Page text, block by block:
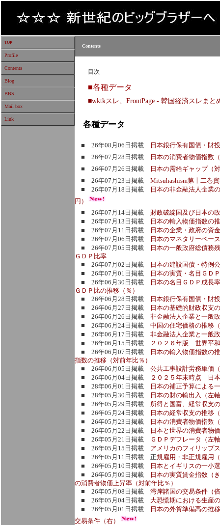
TOP
Profile
Contents
Blog
BBS
Mail box
Link
Contents
目次
■各種データ
■wktkスレ、FrontPage - 韓国経済スレまと
各種データ
■ 26年08月06日掲載
日本銀行保有国債・財
■ 26年07月28日掲載
日本の消費者物価指数
■ 26年07月26日掲載
日本の需給ギャップ（
■ 26年07月23日掲載 Mitsuhashism第十二巻
■ 26年07月18日掲載
日本の非金融法人企業
円）
■ 26年07月14日掲載 財政破綻国及び日本の
■ 26年07月13日掲載
日本の輸入物価指数の
■ 26年07月11日掲載
日本の企業・政府の資
■ 26年07月06日掲載
日本のマネタリーベー
■ 26年07月05日掲載
日本の一般政府総債務
ＧＤＰ比率
■ 26年07月02日掲載
日本の建設国債・特例
■ 26年07月01日掲載 日本の実質・名目ＧＤ
■ 26年06月30日掲載
日本の名目ＧＤＰ成
ＧＤＰ比の推移（％）
■ 26年06月28日掲載
日本銀行保有国債・財
■ 26年06月27日掲載
日本の基礎的財政収支
■ 26年06月26日掲載 非金融法人企業と一般
■ 26年06月24日掲載 中国の住宅価格の推移
■ 26年06月17日掲載 非金融法人企業と一般
■ 26年06月15日掲載
２０２６年版 世界平
■ 26年06月07日掲載
日本の輸入物価指数の
指数の推移（対前年比％）
■ 26年06月05日掲載 公共工事設計労務単価
■ 26年06月04日掲載
２０２５年末時点 日
■ 28年06月01日掲載
日本の補正予算による
■ 28年05月30日掲載
日本の財の輸出入（左
■ 26年05月29日掲載 所得と国富、経常収支
■ 26年05月24日掲載
日本の経常収支の推移
■ 26年05月23日掲載
日本の消費者物価指数
■ 26年05月22日掲載 日本と世界の消費者物
■ 26年05月21日掲載
ＧＤＰデフレータ（左
■ 26年05月15日掲載 アメリカのフィリップ
■ 26年05月11日掲載 正規雇用・非正規雇用
■ 26年05月10日掲載
日本とイギリスの一小
■ 26年05月09日掲載
日本の実質賃金指数（
の消費者物価上昇率（対前年比％）
■ 26年05月08日掲載 湾岸諸国の交易条件（
■ 26年05月04日掲載 大恐慌期における生産
■ 26年05月01日掲載
日本の外貨準備高の推
交易条件（右）